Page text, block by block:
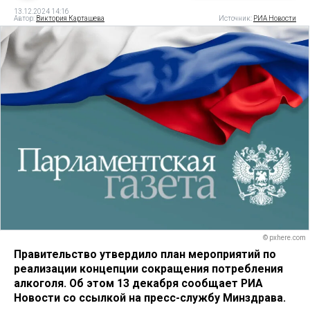
13.12.2024 14:16
Автор: Виктория Карташева Источник: РИА Новости
© pxhere.com
Правительство утвердило план мероприятий по
реализации концепции сокращения потребления
алкоголя. Об этом 13 декабря сообщает РИА
Новости со ссылкой на пресс-службу Минздрава.